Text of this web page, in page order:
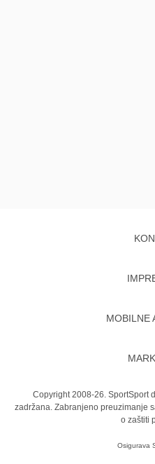
MOBILNE
Copyright 2008-26. SportSport
zadržana. Zabranjeno preuzimanje
o zaštiti
Osigurava